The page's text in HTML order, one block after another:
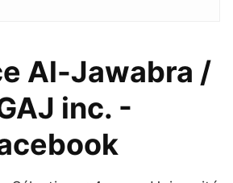
Al-Jawabra /
inc. -